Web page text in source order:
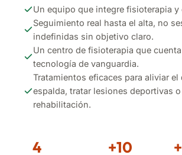
Un equipo que integre fisioterapia y
Seguimiento real hasta el alta, no
indefinidas sin objetivo claro.
Un centro de fisioterapia que
tecnología de vanguardia.
Tratamientos eficaces para aliviar el
espalda, tratar lesiones deportivas
rehabilitación.
4 +10